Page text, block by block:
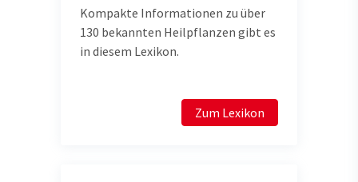
Kompakte Informationen zu über
130 bekannten Heilpflanzen gibt es
in diesem Lexikon.
Zum Lexikon